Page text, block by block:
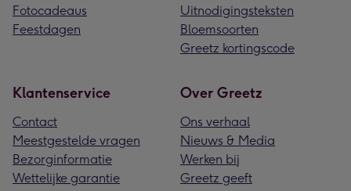
Fotocadeaus
Feestdagen
Uitnodigingsteksten
Bloemsoorten
Greetz kortingscode
Klantenservice
Contact
Meestgestelde vragen
Bezorginformatie
Wettelijke garantie
Over Greetz
Ons verhaal
Nieuws & Media
Werken bij
Greetz geeft